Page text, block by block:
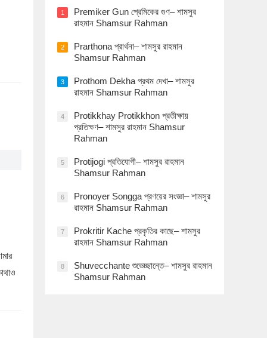
1
Premiker Gun প্রেমিকের গুণ– শামসুর
রাহমান Shamsur Rahman
2
Prarthona প্রার্থনা– শামসুর রাহমান
Shamsur Rahman
3
Prothom Dekha প্রথম দেখা– শামসুর
রাহমান Shamsur Rahman
4
Protikkhay Protikkhon প্রতীক্ষায়
প্রতিক্ষণ– শামসুর রাহমান Shamsur
Rahman
5
Protijogi প্রতিযোগী– শামসুর রাহমান
Shamsur Rahman
6
Pronoyer Songga প্রণয়ের সংজ্ঞা– শামসুর
রাহমান Shamsur Rahman
7
Prokritir Kache প্রকৃতির কাছে– শামসুর
রাহমান Shamsur Rahman
8
Shuvecchante শুভেচ্ছান্তে– শামসুর রাহমান
Shamsur Rahman